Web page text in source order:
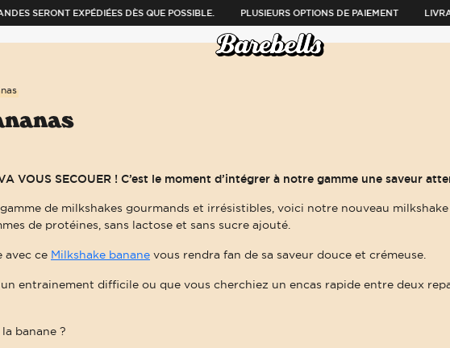
SERONT EXPÉDIÉES DÈS QUE POSSIBLE. PLUSIEURS OPTIONS DE PAIEMENT
VOUS SECOUER ! C’est le moment d’intégrer à notre gamme une saveur
de milkshakes gourmands et irrésistibles, voici notre nouveau
de protéines, sans lactose et sans sucre ajouté.
avec ce Milkshake banane vous rendra fan de sa saveur douce et crémeuse.
entrainement difficile ou que vous cherchiez un encas rapide entre deux
banane ?